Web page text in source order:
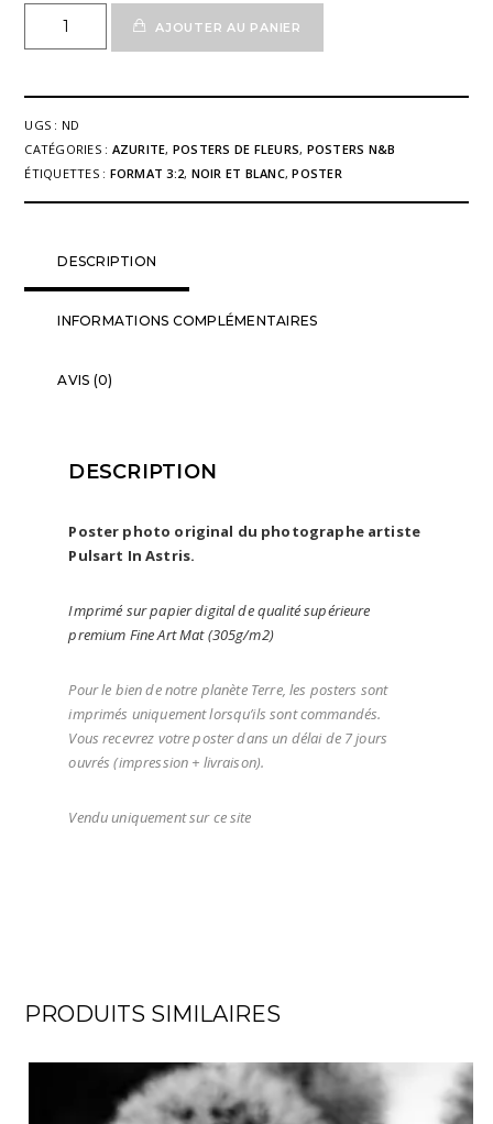
Azurite
02
n&b
AJOUTER AU PANIER
UGS : ND
CATÉGORIES : AZURITE, POSTERS DE FLEURS, POSTERS N&B
ÉTIQUETTES : FORMAT 3:2, NOIR ET BLANC,POSTER
DESCRIPTION
INFORMATIONS COMPLÉMENTAIRES
AVIS (0)
DESCRIPTION
Poster photo original du photographe artiste
Pulsart In Astris.
Imprimé sur papier digital de qualité supérieure
premium Fine Art Mat (305g/m2)
Pour le bien de notre planète Terre, les posters sont
imprimés uniquement lorsqu’ils sont commandés.
Vous recevrez votre poster dans un délai de 7 jours
ouvrés (impression + livraison).
Vendu uniquement sur ce site
PRODUITS SIMILAIRES